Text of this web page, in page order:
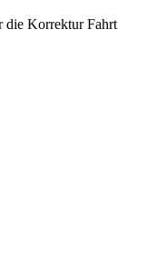
die Korrektur Fahrt